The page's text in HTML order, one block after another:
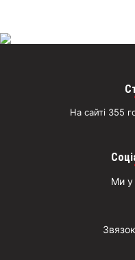
На сайті 355
Ми у